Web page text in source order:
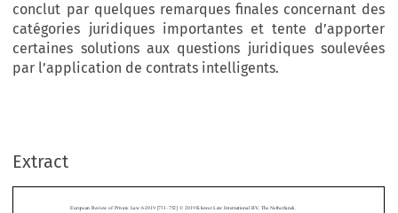
conclut par quelques remarques finales concernant des
catégories juridiques importantes et tente d’apporter
certaines solutions aux questions juridiques soulevées
par l’application de contrats intelligents.
Extract
 
The Legal Meaning of Smart Contracts
*
European Review of Private Law 6-2019 [731